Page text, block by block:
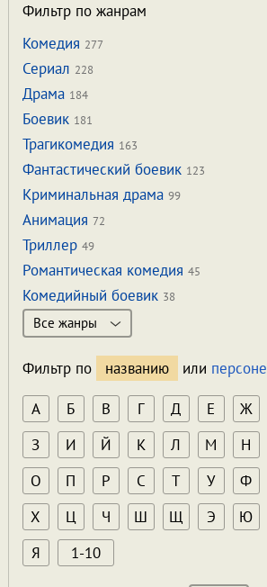
Фильтр по жанрам
Комедия 277
Сериал 228
Драма 184
Боевик 181
Трагикомедия 163
Фантастический боевик 123
Криминальная драма 99
Анимация 72
Триллер 49
Романтическая комедия 45
Комедийный боевик 38
Все жанры
Фильтр по названию или персоне
А Б В Г Д Е
Ж
З
И Й К Л М
Н
О
П Р С Т У
Ф
Х
Ц Ч Ш Щ Э
Ю
Я
1-10